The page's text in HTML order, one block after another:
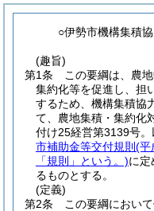
○伊勢市機構集積
(趣旨)
第1条
この要綱は、農
集約化等を促進し、担
するため、機構集積協
て、農地集積・集約化
付け25経営第3139号
市補助金等交付規則 (平
「規則」という。)に定
るものとする。
(定義)
第2条
この要綱におい